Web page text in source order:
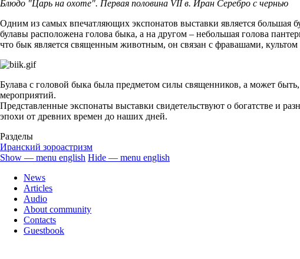
Блюдо "Царь на охоте". Первая половина VII в. Иран Серебро с чернью
Одним из самых впечатляющих экспонатов выставки является большая
булавы расположена голова быка, а на другом – небольшая голова
что бык является священным животным, он связан с фравашами,
Булава с головой быка была предметом силы священников, а может
мероприятий.
Представленные экспонаты выставки свидетельствуют о богатстве и
эпохи от древних времен до наших дней.
Разделы
Иранский зороастризм
menu
english
Show — menu english Hide — menu english
News
Articles
Audio
About community
Contacts
Guestbook